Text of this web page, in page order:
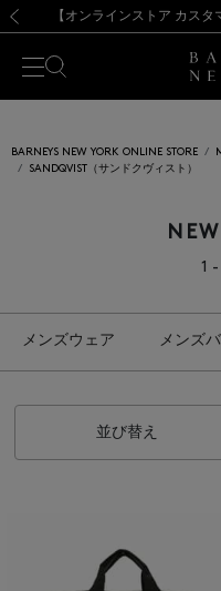
【夏季休業に伴う出
熊本県を中心とした地震
【開催中】
【夏季休業に伴う出
BARNEYS NEW YORK ONLINE STORE
SANDQVIST（サンドクヴィスト）
1
メンズウェア メンズ
並び替え